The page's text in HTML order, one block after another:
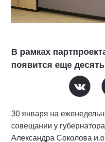
В рамках
появится еще десять
30 января на
совещании у
Александра Соколова